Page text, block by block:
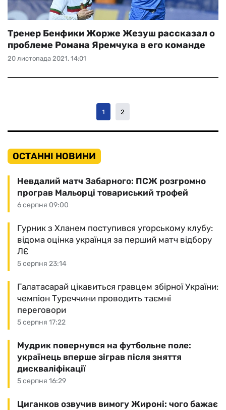
20 листопада 2021, 14:01
Тренер Бенфики Жорже Жезуш рассказал о
проблеме Романа Яремчука в его команде
1 2
ОСТАННІ НОВИНИ
6 серпня 09:00
Невдалий матч Забарного: ПСЖ розгромно
програв Мальорці товариський трофей
5 серпня 23:14
Гурник з Хланем поступився угорському клубу:
відома оцінка українця за перший матч відбору
ЛЄ
5 серпня 17:22
Галатасарай цікавиться гравцем збірної України:
чемпіон Туреччини проводить таємні
переговори
5 серпня 16:29
Мудрик повернувся на футбольне поле:
українець вперше зіграв після зняття
дискваліфікації
Циганков озвучив вимогу Жироні: чого бажає